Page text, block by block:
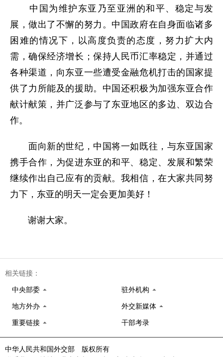
中国为维护东亚乃至亚洲的和平、稳定与发
展，做出了不懈的努力。中国政府在自身面临诸多
困难的情况下，以高度负责的态度，努力扩大内
需，确保经济增长；保持人民币汇率稳定，并通过
各种渠道，向东亚一些遭受金融危机打击的国家提
供了力所能及的援助。中国还积极为加强东亚合作
献计献策，并广泛参与了东亚地区的多边、双边合
作。
面向新的世纪，中国将一如既往，与东亚国家
携手合作，为促进东亚的和平、稳定、发展和繁荣
继续作出自己应有的贡献。我相信，在大家共同努
力下，东亚的明天一定会更加美好！
谢谢大家。
相关链接：
中央部委 驻外机构
地方外办 外交新媒体
重要链接 干部考录
中华人民共和国外交部 版权所有